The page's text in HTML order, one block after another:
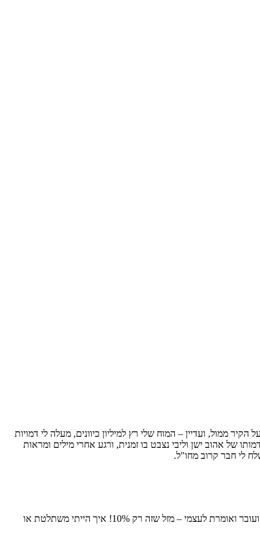
ממול, ועדיין – המוח שלי רץ למיליון כיוונים, מעלה לי דמויות
של אהוב ישן וליבי נצבט בו זמנית, ורגע אחרי מילים ומראות
לי חבר קרוב מחו"ל.
אני מנסה לסדר את מפל המחשבות, התמונות, הזיכרונות, הרצונות, הפקודות המשודרות אל הגוף, וכל אותם אותן מליארד פעולות ש10% מהמוח שלי עושה ועובר ואומרת לעצמי – מזל שזה רק 10%! איך הייתי משתלטת או